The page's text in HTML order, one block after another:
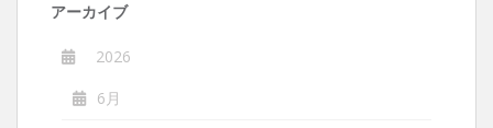
アーカイブ
2026
6月